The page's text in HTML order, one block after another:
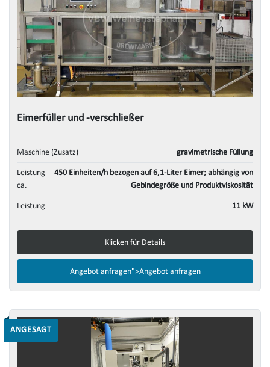
Eimerfüller und -verschließer
Maschine (Zusatz) gravimetrische Füllung
Leistung
ca.
450 Einheiten/h bezogen auf 6,1-Liter Eimer; abhängig von
Gebindegröße und Produktviskosität
Leistung 11 kW
Klicken für Details
Angebot anfragen">Angebot anfragen
ANGESAGT